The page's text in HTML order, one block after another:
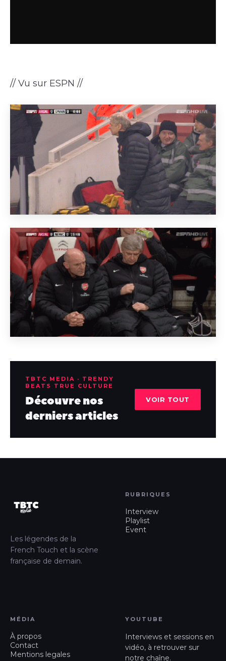
// Vu sur ESPN //
TBTC MEDIA · TRENDY
BEATS TRUE CULTURE
Découvre nos
derniers articles
VOIR TOUT
Les légendes de la
French Touch et la scène
française de demain.
RUBRIQUES
Interview
Playlist
Event
MÉDIA
À propos
Contact
Mentions legales
YOUTUBE
Interviews et sessions en
vidéo, à retrouver sur
notre chaîne.